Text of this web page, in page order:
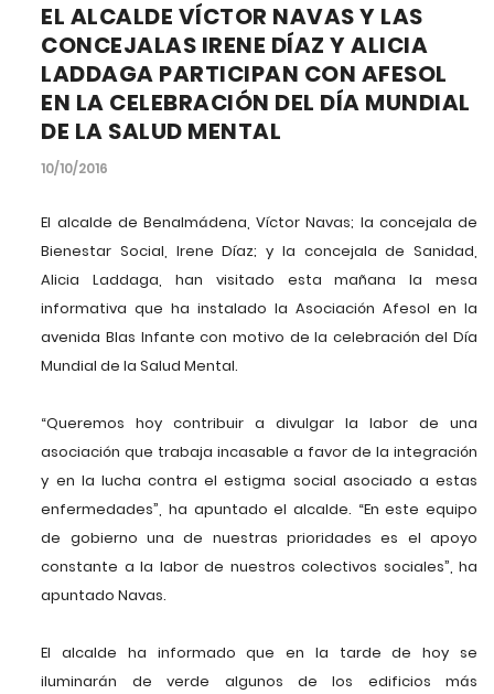
EL ALCALDE VÍCTOR NAVAS Y LAS
CONCEJALAS IRENE DÍAZ Y ALICIA
LADDAGA PARTICIPAN CON AFESOL
EN LA CELEBRACIÓN DEL DÍA MUNDIAL
DE LA SALUD MENTAL
10/10/2016
El alcalde de Benalmádena, Víctor Navas; la concejala de
Bienestar Social, Irene Díaz; y la concejala de Sanidad,
Alicia Laddaga, han visitado esta mañana la mesa
informativa que ha instalado la Asociación Afesol en la
avenida Blas Infante con motivo de la celebración del Día
Mundial de la Salud Mental.
“Queremos hoy contribuir a divulgar la labor de una
asociación que trabaja incasable a favor de la integración
y en la lucha contra el estigma social asociado a estas
enfermedades”, ha apuntado el alcalde. “En este equipo
de gobierno una de nuestras prioridades es el apoyo
constante a la labor de nuestros colectivos sociales”, ha
apuntado Navas.
El alcalde ha informado que en la tarde de hoy se
iluminarán de verde algunos de los edificios más